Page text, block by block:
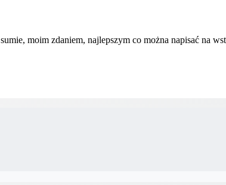
moim zdaniem, najlepszym co można napisać na